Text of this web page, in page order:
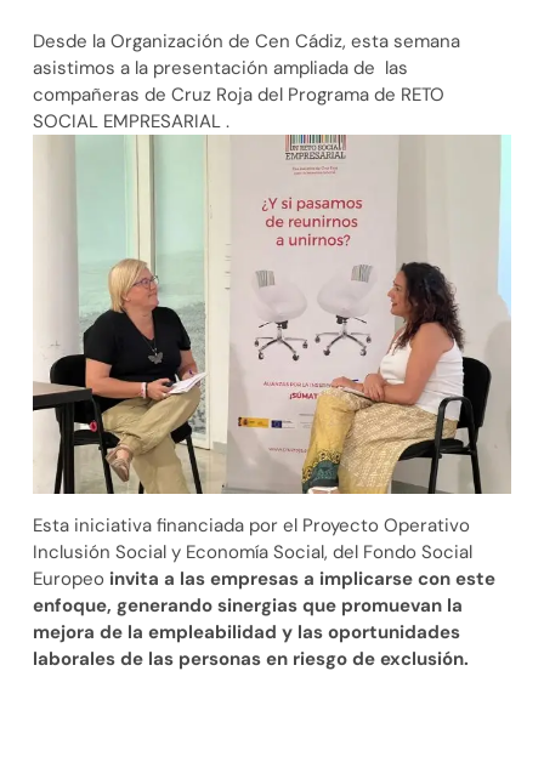
Desde la Organización de Cen Cádiz, esta semana
asistimos a la presentación ampliada de las
compañeras de Cruz Roja del Programa de RETO
SOCIAL EMPRESARIAL .
Esta iniciativa financiada por el Proyecto Operativo
Inclusión Social y Economía Social, del Fondo Social
Europeo invita a las empresas a implicarse con este
enfoque, generando sinergias que promuevan la
mejora de la empleabilidad y las oportunidades
laborales de las personas en riesgo de exclusión.